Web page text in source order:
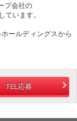
プ会社の
ています。
ールディングスから
TEL応募